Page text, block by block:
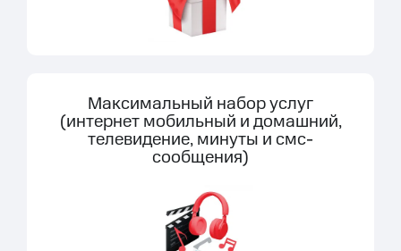
Максимальный набор услуг
(интернет мобильный и домашний,
телевидение, минуты и смс-
сообщения)